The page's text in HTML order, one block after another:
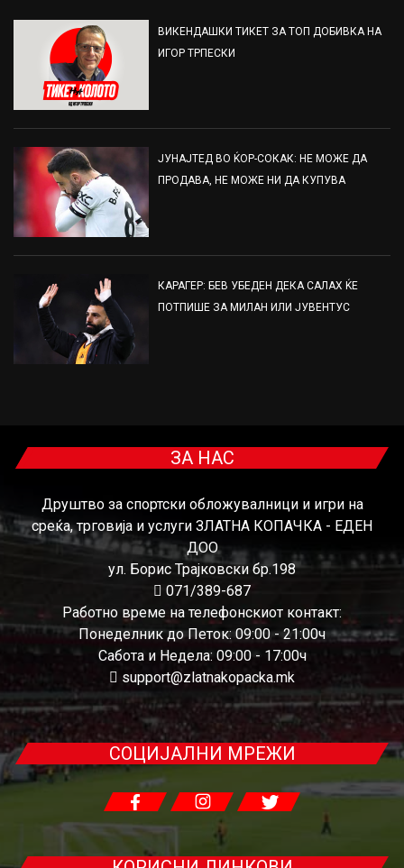
ВИКЕНДАШКИ ТИКЕТ ЗА ТОП ДОБИВКА НА
ИГОР ТРПЕСКИ
ЈУНАЈТЕД ВО ЌОР-СОКАК: НЕ МОЖЕ ДА
ПРОДАВА, НЕ МОЖЕ НИ ДА КУПУВА
КАРАГЕР: БЕВ УБЕДЕН ДЕКА САЛАХ ЌЕ
ПОТПИШЕ ЗА МИЛАН ИЛИ ЈУВЕНТУС
ЗА НАС
Друштво за спортски обложувалници и игри на
среќа, трговија и услуги ЗЛАТНА КОПАЧКА - ЕДЕН
ДОО
ул. Борис Трајковски бр.198
071/389-687
Работно време на телефонскиот контакт:
Понеделник до Петок: 09:00 - 21:00ч
Сабота и Недела: 09:00 - 17:00ч
support@zlatnakopacka.mk
СОЦИЈАЛНИ МРЕЖИ